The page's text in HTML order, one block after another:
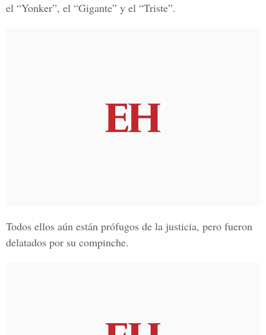
el “Yonker”, el “Gigante” y el “Triste”.
Todos ellos aún están prófugos de la justicia, pero fueron
delatados por su compinche.